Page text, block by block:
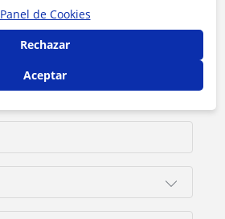
Panel de Cookies
Rechazar
Aceptar